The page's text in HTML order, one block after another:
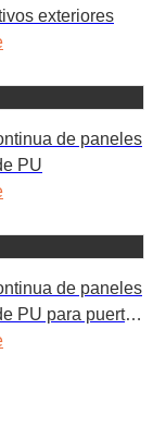
exteriores
de paneles
PU
de paneles
PU para puertas